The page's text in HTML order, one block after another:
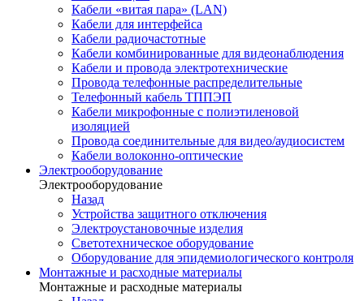
Кабели «витая пара» (LAN)
Кабели для интерфейса
Кабели радиочастотные
Кабели комбинированные для видеонаблюдения
Кабели и провода электротехнические
Провода телефонные распределительные
Телефонный кабель ТППЭП
Кабели микрофонные с полиэтиленовой
изоляцией
Провода соединительные для видео/аудиосистем
Кабели волоконно-оптические
Электрооборудование
Электрооборудование
Назад
Устройства защитного отключения
Электроустановочные изделия
Светотехническое оборудование
Оборудование для эпидемиологического контроля
Монтажные и расходные материалы
Монтажные и расходные материалы